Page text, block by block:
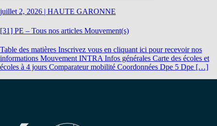
juillet 2, 2026 | HAUTE GARONNE
[31] PE – Tous nos articles Mouvement(s)
Table des matières Inscrivez vous en cliquant ici pour recevoir nos
informations Mouvement INTRA Infos générales Carte des écoles et
écoles à 4 jours Comparateur mobilité Coordonnées Dpe 5 Dpe […]